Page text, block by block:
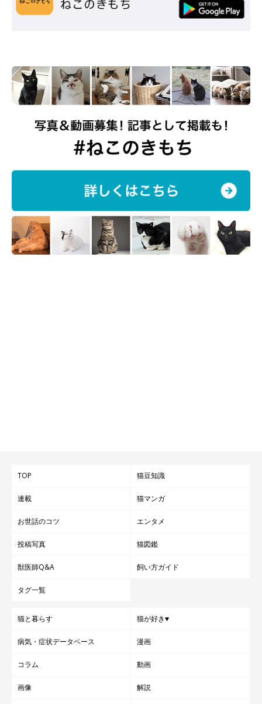
TOP 猫豆知識
連載 猫マンガ
お世話のコツ エンタメ
投稿写真 猫図鑑
獣医師Q&A 飼い方ガイド
タグ一覧
猫と暮らす 猫が好き♥
病気・症状データベース 漫画
コラム 動画
画像 解説